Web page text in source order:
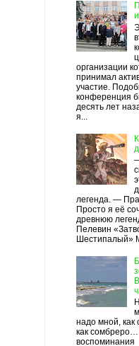
организации
принимал
участие.
конференция
десять лет
я...
легенда. —
Просто я её
древнюю
Пелевин
Шестипалый»
надо мной, как
как сомбреро…
воспоминания